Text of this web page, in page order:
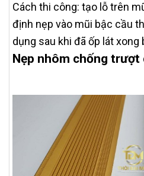
Cách thi công: tạo lỗ trên
định nẹp vào mũi bậc cầu
dụng sau khi đã ốp lát xong
Nẹp nhôm chống trượt